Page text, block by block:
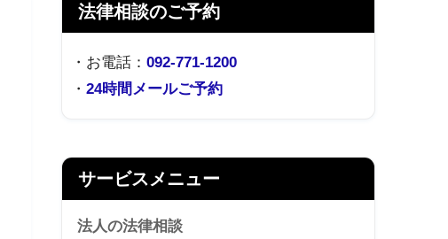
法律相談のご予約
・お電話： 092-771-1200
・ 24時間メールご予約
サービスメニュー
法人の法律相談